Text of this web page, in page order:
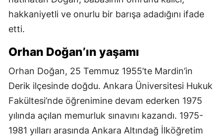
hakkaniyetli ve onurlu bir barışa adadığını ifade
etti.
Orhan Doğan’ın yaşamı
Orhan Doğan, 25 Temmuz 1955’te Mardin’in
Derik ilçesinde doğdu. Ankara Üniversitesi Hukuk
Fakültesi’nde öğrenimine devam ederken 1975
yılında açılan memurluk sınavını kazandı. 1975-
1981 yılları arasında Ankara Altındağ İlköğretim